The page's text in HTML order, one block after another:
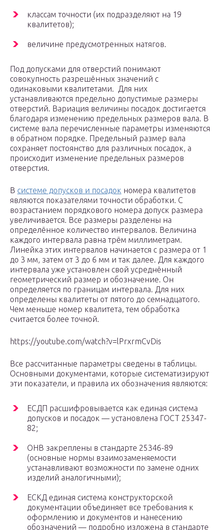
классам точности (их подразделяют на 19
квалитетов);
величине предусмотренных натягов.
Под допусками для отверстий понимают
совокупность разрешённых значений с
одинаковыми квалитетами. Для них
устанавливаются предельно допустимые размеры
отверстий. Вариация величины посадок достигается
благодаря изменению предельных размеров вала. В
системе вала перечисленные параметры изменяются
в обратном порядке. Предельный размер вала
сохраняет постоянство для различных посадок, а
происходит изменение предельных размеров
отверстия.
В системе допусков и посадок номера квалитетов
являются показателями точности обработки. С
возрастанием порядкового номера допуск размера
увеличивается. Все размеры разделены на
определённое количество интервалов. Величина
каждого интервала равна трём миллиметрам.
Линейка этих интервалов начинается с размера от 1
до 3 мм, затем от 3 до 6 мм и так далее. Для каждого
интервала уже установлен свой усреднённый
геометрический размер и обозначение. Он
определяется по границам интервала. Для них
определены квалитеты от пятого до семнадцатого.
Чем меньше номер квалитета, тем обработка
считается более точной.
https://youtube.com/watch?v=lPrxrmCvDis
Все рассчитанные параметры сведены в таблицы.
Основными документами, которые систематизируют
эти показатели, и правила их обозначения являются:
ЕСДП расшифровывается как единая система
допусков и посадок — установлена ГОСТ 25347-
82;
ОНВ закреплены в стандарте 25346-89
(основные нормы взаимозаменяемости
устанавливают возможности по замене одних
изделий аналогичными);
ЕСКД единая система конструкторской
документации объединяет все требования к
оформлению и документов и нанесению
обозначений — подробно изложена в стандарте